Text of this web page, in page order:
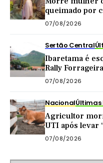
queimado por
Ceará
07/08/2026
Sertão Central
Ibaretama é
Rally
pela CNA
07/08/2026
Nacional
Agricultor
UTI após levar
tirava leite
07/08/2026